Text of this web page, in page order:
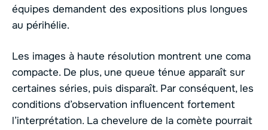
équipes demandent des expositions plus longues
au périhélie.
Les images à haute résolution montrent une coma
compacte. De plus, une queue ténue apparaît sur
certaines séries, puis disparaît. Par conséquent, les
conditions d’observation influencent fortement
l’interprétation. La chevelure de la comète pourrait